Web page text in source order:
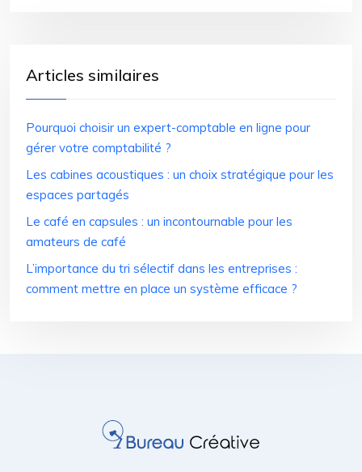
Articles similaires
Pourquoi choisir un expert-comptable en ligne pour
gérer votre comptabilité ?
Les cabines acoustiques : un choix stratégique pour les
espaces partagés
Le café en capsules : un incontournable pour les
amateurs de café
L’importance du tri sélectif dans les entreprises :
comment mettre en place un système efficace ?